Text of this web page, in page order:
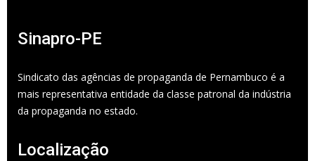
Sinapro-PE
Sindicato das agências de propaganda de Pernambuco é a
mais representativa entidade da classe patronal da indústria
da propaganda no estado.
Localização